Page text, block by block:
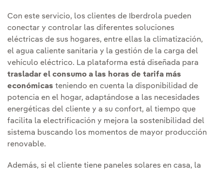
Con este servicio, los clientes de Iberdrola pueden
conectar y controlar las diferentes soluciones
eléctricas de sus hogares, entre ellas la climatización,
el agua caliente sanitaria y la gestión de la carga del
vehículo eléctrico. La plataforma está diseñada para
trasladar el consumo a las horas de tarifa más
económicas teniendo en cuenta la disponibilidad de
potencia en el hogar, adaptándose a las necesidades
energéticas del cliente y a su confort, al tiempo que
facilita la electrificación y mejora la sostenibilidad del
sistema buscando los momentos de mayor producción
renovable.
Además, si el cliente tiene paneles solares en casa, la